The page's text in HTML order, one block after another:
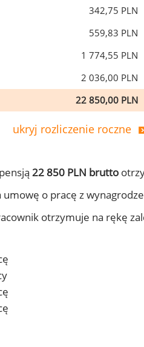
342,75 PLN
559,83 PLN
1 774,55 PLN
2 036,00 PLN
22 850,00 PLN
ukryj rozliczenie roczne
22 850 PLN brutto
o pracę z
otrzymuje na rękę